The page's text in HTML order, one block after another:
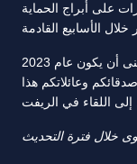
على أبراج الحماية
مرة أخرى، نتمنى لكم عامًا قمريًا سعيدًا. نتمنى أن يكون عام 2023
وعائلاتكم هذا